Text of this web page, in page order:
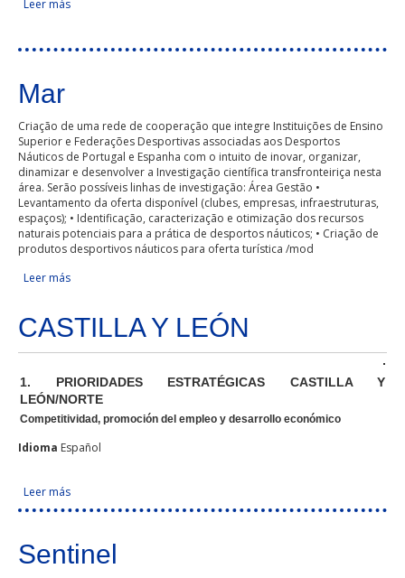
Leer más
Mar
Criação de uma rede de cooperação que integre Instituições de Ensino
Superior e Federações Desportivas associadas aos Desportos
Náuticos de Portugal e Espanha com o intuito de inovar, organizar,
dinamizar e desenvolver a Investigação científica transfronteiriça nesta
área. Serão possíveis linhas de investigação: Área Gestão •
Levantamento da oferta disponível (clubes, empresas, infraestruturas,
espaços); • Identificação, caracterização e otimização dos recursos
naturais potenciais para a prática de desportos náuticos; • Criação de
produtos desportivos náuticos para oferta turística /mod
Leer más
CASTILLA Y LEÓN
1. PRIORIDADES ESTRATÉGICAS CASTILLA Y
LEÓN/NORTE
Competitividad, promoción del empleo y desarrollo económico
Idioma Español
Leer más
Sentinel